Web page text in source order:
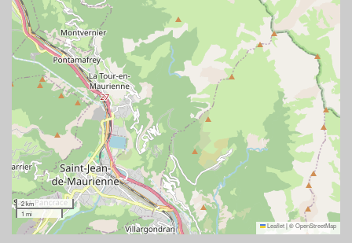
2 km
1 mi
Leaflet|©OpenStreetMap